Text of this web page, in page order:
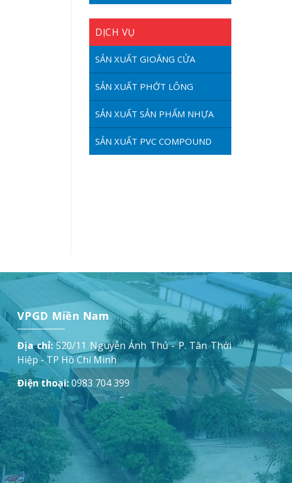
DỊCH VỤ
SẢN XUẤT GIOĂNG CỬA
SẢN XUẤT PHỚT LÔNG
SẢN XUẤT SẢN PHẨM NHỰA
SẢN XUẤT PVC COMPOUND
VPGD Miền Nam
Địa chỉ:520/11 Nguyễn Ảnh Thủ - P. Tân Thới
Hiệp - TP Hồ Chí Minh
Điện thoại:0983 704 399